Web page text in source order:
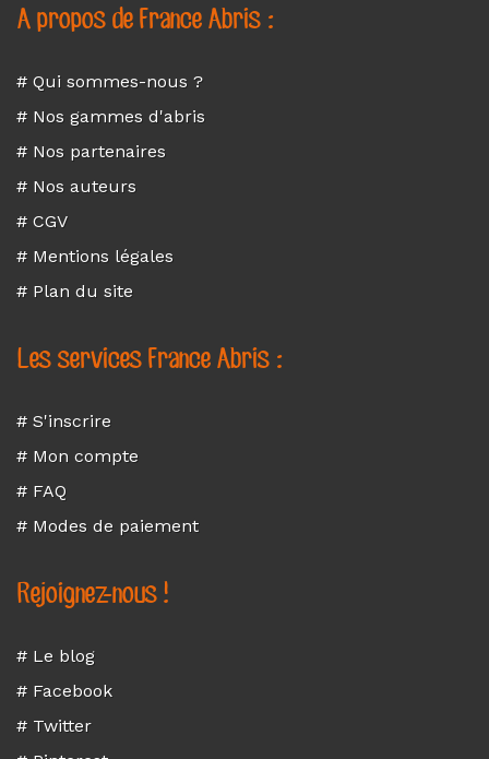
A propos de France Abris :
# Qui sommes-nous ?
# Nos gammes d'abris
# Nos partenaires
# Nos auteurs
# CGV
# Mentions légales
# Plan du site
Les services France Abris :
# S'inscrire
# Mon compte
# FAQ
# Modes de paiement
Rejoignez-nous !
# Le blog
# Facebook
# Twitter